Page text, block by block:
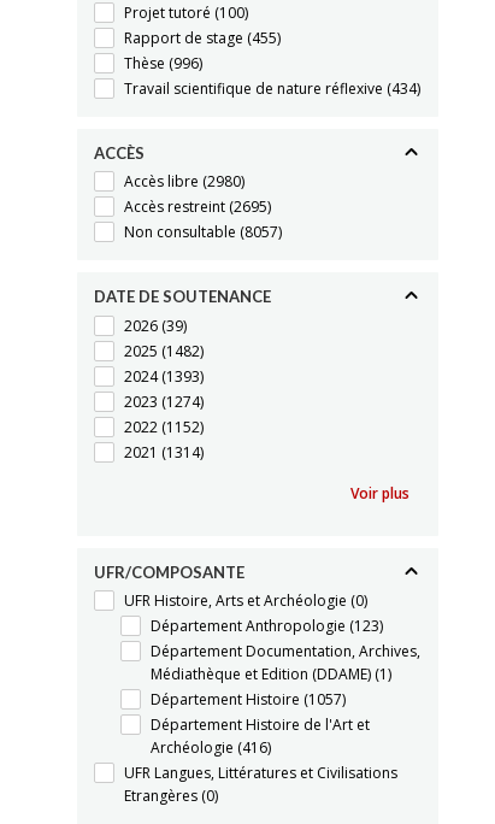
Projet tutoré (100)
Rapport de stage (455)
Thèse (996)
Travail scientifique de nature réflexive (434)
ACCÈS
Accès libre (2980)
Accès restreint (2695)
Non consultable (8057)
DATE DE SOUTENANCE
2026 (39)
2025 (1482)
2024(1393)
2023 (1274)
2022 (1152)
2021 (1314)
Voir plus
UFR/COMPOSANTE
UFR Histoire, Arts et Archéologie (0)
Département Anthropologie (123)
Département Documentation, Archives,
Médiathèque et Edition (DDAME) (1)
Département Histoire (1057)
Département Histoire de l'Art et
Archéologie (416)
UFR Langues, Littératures et Civilisations
Etrangères (0)